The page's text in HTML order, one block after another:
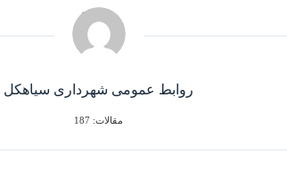
روابط عمومی شهرداری سیاهکل
مقالات: 187